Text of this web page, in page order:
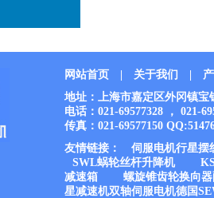
网站首页 | 关于我们 |
地址：上海市嘉定区外冈镇
电话：021-69577328 ， 021-
传真：021-69577150
友情链接：
伺服电机行星摆
SWL蜗轮丝杆升降机
减速箱
螺旋锥齿轮换向
星减速机双轴伺服电机德国